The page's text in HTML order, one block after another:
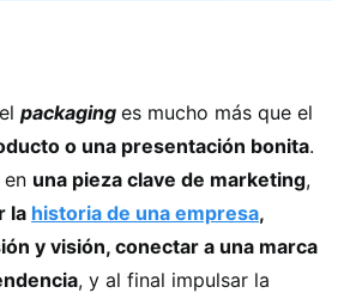
packaging es mucho más que el
o una presentación bonita.
una pieza clave de marketing,
la historia de una empresa,
y visión, conectar a una marca
, y al final impulsar la